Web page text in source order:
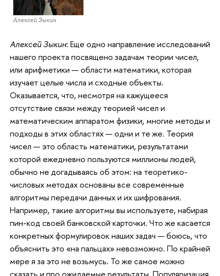
Алексей Зыкин
Алексей Зыкин: Еще одно направление исследований
нашего проекта посвящено задачам теории чисел,
или арифметики — области математики, которая
изучает целые числа и сходные объекты.
Оказывается, что, несмотря на кажущееся
отсутствие связи между теорией чисел и
математическим аппаратом физики, многие методы и
подходы в этих областях — одни и те же. Теория
чисел — это область математики, результатами
которой ежедневно пользуются миллионы людей,
обычно не догадываясь об этом: на теоретико-
числовых методах основаны все современные
алгоритмы передачи данных и их шифрования.
Например, такие алгоритмы вы используете, набирая
пин-код своей банковской карточки. Что же касается
конкретных формулировок наших задач — боюсь, что
объяснить это «на пальцах» невозможно. По крайней
мере я за это не возьмусь. То же самое можно